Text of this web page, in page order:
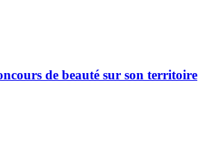
de beauté sur son territoire